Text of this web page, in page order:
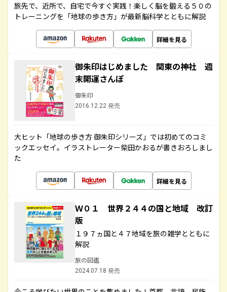
旅先で、近所で、自宅で今すぐ実践！楽しく脳を鍛える５０の
トレーニングを「地球の歩き方」が最新脳科学とともに解説
詳細を見る
御朱印はじめました 関東の神社 週
末開運さんぽ
御朱印
2016.12.22 発売
大ヒット「地球の歩き方 御朱印シリーズ」では初めてのコミ
ックエッセイ。イラストレーター柴田かおるが書きおろしまし
た
詳細を見る
Ｗ０１ 世界２４４の国と地域 改訂
版
１９７ヵ国と４７地域を旅の雑学とともに
解説
旅の図鑑
2024.07.18 発売